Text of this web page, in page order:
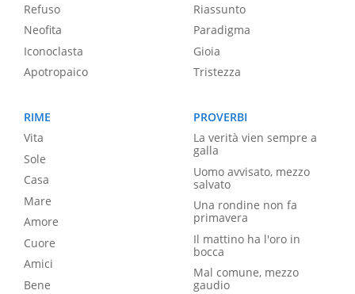
Refuso
Neofita
Iconoclasta
Apotropaico
Riassunto
Paradigma
Gioia
Tristezza
RIME
Vita
Sole
Casa
Mare
Amore
Cuore
Amici
Bene
PROVERBI
La verità vien sempre a
galla
Uomo avvisato, mezzo
salvato
Una rondine non fa
primavera
Il mattino ha l'oro in
bocca
Mal comune, mezzo
gaudio